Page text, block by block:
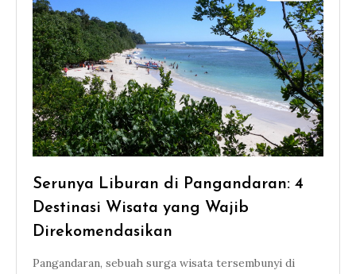
Serunya Liburan di Pangandaran: 4
Destinasi Wisata yang Wajib
Direkomendasikan
Pangandaran, sebuah surga wisata tersembunyi di